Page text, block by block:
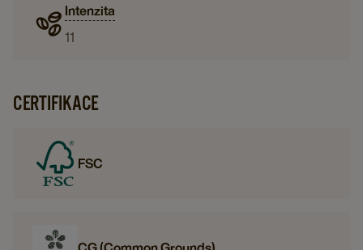
Intenzita
11
CERTIFIKACE
FSC